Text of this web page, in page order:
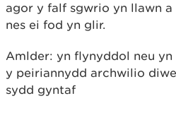
agor y falf sgwrio yn llawn
nes ei fod yn glir.
Amlder: yn flynyddol neu
y peiriannydd archwilio
sydd gyntaf